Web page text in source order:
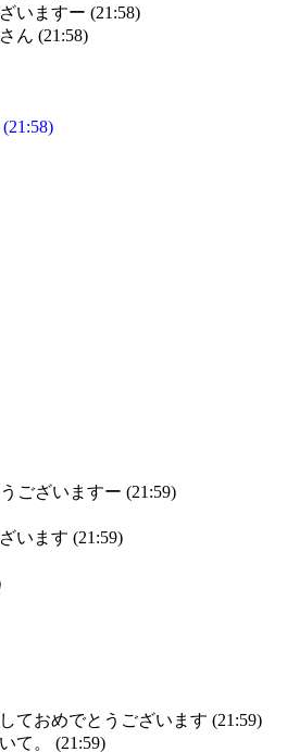
いますー (21:58)
ん (21:58)
ございますー (21:59)
います (21:59)
ておめでとうございます (21:59)
て。 (21:59)